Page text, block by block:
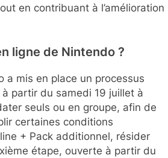
en contribuant à l’amélioration
ligne de Nintendo ?
a mis en place un processus
partir du samedi 19 juillet à
seuls ou en groupe, afin de
certaines conditions
+ Pack additionnel, résider
étape, ouverte à partir du